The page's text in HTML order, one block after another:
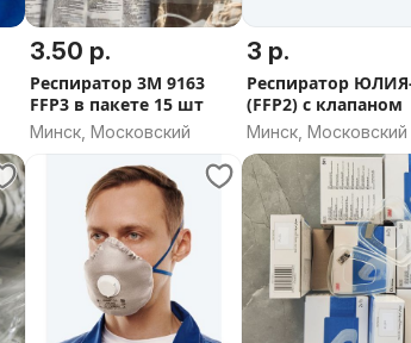
3.50 р.
Респиратор 3М 9163
FFP3 в пакете 15 шт
Минск, Московский
3 р.
Респиратор
(FFP2) с клапаном
Минск, Московский